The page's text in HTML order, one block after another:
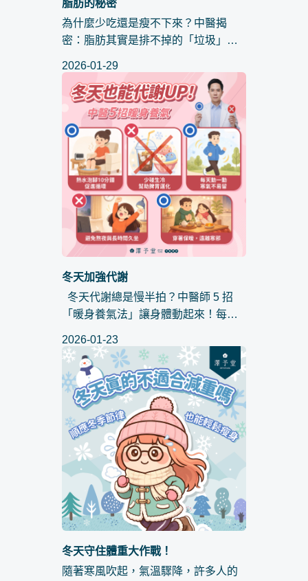
脂肪的秘密
為什麼少吃還是瘦不下來？中醫揭
密：脂肪其實是排不掉的「垃圾」！
路里、拒絕油炸物，但體重計上的數
字就像壞掉了一樣，紋絲不動？甚至
只要多喝一杯水、吹個風，隔天起床
臉...
2026-01-29
冬天加強代謝
「暖身養氣法」讓身體動起來！每當
懶洋洋？明明食量沒有增加，身體卻
容易感到沉重、甚至出現水腫。這其
實是身體在發出訊號：你的...
2026-01-23
冬天守住體重大作戰！
隨著寒風吹起，氣溫驟降，許多人的